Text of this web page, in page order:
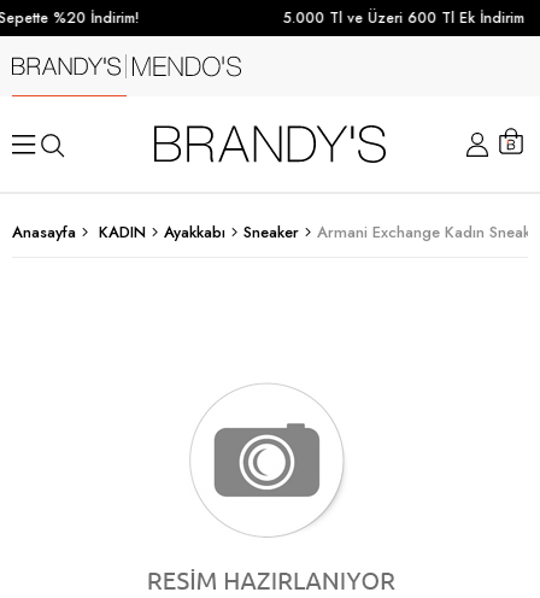
%20 İndirim! 5.000 Tl ve Üzeri 600 Tl Ek İndirim
Anasayfa KADIN Ayakkabı Sneaker Armani Exchange Kadın